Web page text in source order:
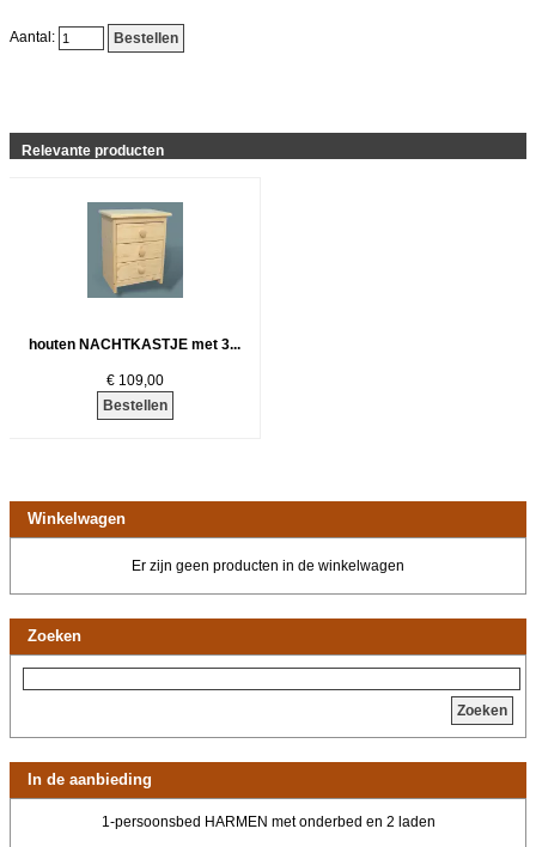
Aantal: Bestellen
Relevante producten
houten NACHTKASTJE met 3...
€ 109,00
Bestellen
Winkelwagen
Er zijn geen producten in de winkelwagen
Zoeken
Zoeken
In de aanbieding
1-persoonsbed HARMEN met onderbed en 2 laden